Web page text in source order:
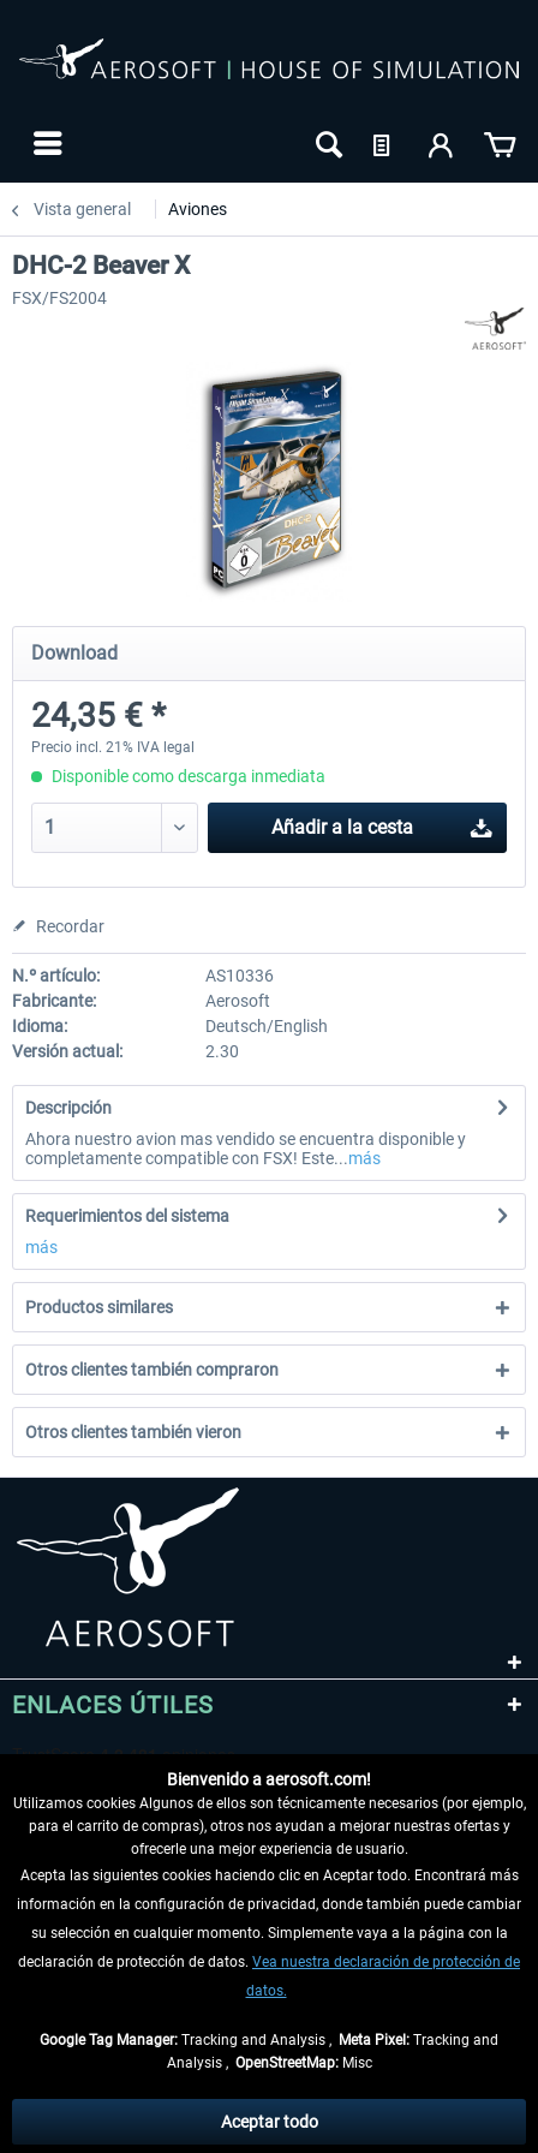
Vista general Aviones
Airbus Bundle
53,21 € *
iFly Jets-The 737NG for
DHC-2 Beaver X
FSX/FS2004
Download
24,35 € *
Precio incl. 21% IVA legal
Disponible como descarga inmediata
Añadir a la cesta
Recordar
N.º artículo:
AS10336
Fabricante:
Aerosoft
Idioma:
Deutsch/English
Versión actual:
2.30
Descripción
Ahora nuestro avion mas vendido se encuentra disponible y
completamente compatible con FSX! Este...más
Requerimientos del sistema
más
Productos similares
Otros clientes también compraron
Otros clientes también vieron
ENLACES ÚTILES
DESISTIR DEL CONTRATO
INFORMACIÓN
tasas de recepción si no se describe lo contrario
** De aplicación a envíos dentro de Alemania. Los plazos de envío para los
Bienvenido a aerosoft.com!
Utilizamos cookies Algunos de ellos son técnicamente necesarios (por ejemplo,
para el carrito de compras), otros nos ayudan a mejorar nuestras ofertas y
ofrecerle una mejor experiencia de usuario.
Acepta las siguientes cookies haciendo clic en Aceptar todo. Encontrará más
información en la configuración de privacidad, donde también puede cambiar
su selección en cualquier momento. Simplemente vaya a la página con la
declaración de protección de datos. Vea nuestra declaración de protección de
datos.
Google Tag Manager: Tracking and Analysis , Meta Pixel: Tracking and
Analysis , OpenStreetMap:Misc
Aceptar todo